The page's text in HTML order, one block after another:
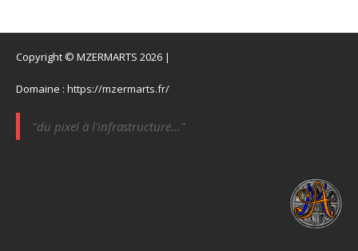
Copyright © MZERMARTS 2026 |
Domaine : https://mzermarts.fr/
"du pixel à l'infrastructure..."